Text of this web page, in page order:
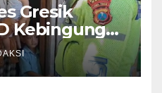
Gresik
Kebingungan
ke Rumah